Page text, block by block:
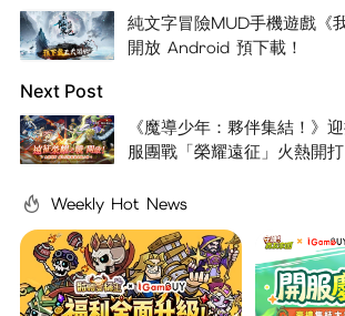
純文字冒險MUD手機遊戲《
開放 Android 預下載！
Next Post
《魔導少年：夥伴集結！》
服團戰「榮耀遠征」火熱開打
Weekly Hot News